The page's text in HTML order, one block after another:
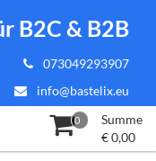
B2C & B2B
073049293907
info@bastelix.eu
0
Summe
€0,00